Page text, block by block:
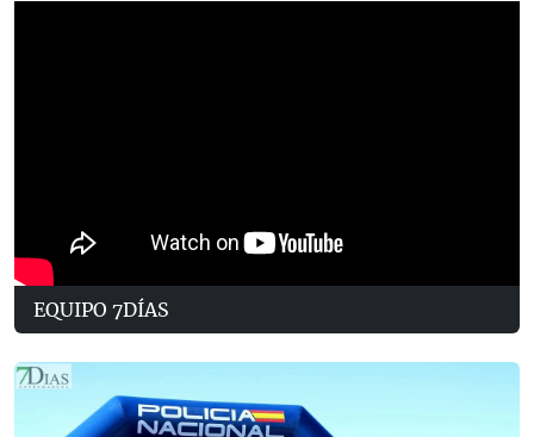
EQUIPO 7DÍAS